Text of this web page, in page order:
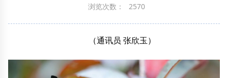
浏览次数：
2570
（通讯员 张欣玉）